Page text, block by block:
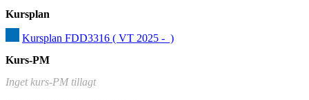
Kursplan
Kursplan FDD3316 ( VT 2025 -  )
Kurs-PM
Inget kurs-PM tillagt